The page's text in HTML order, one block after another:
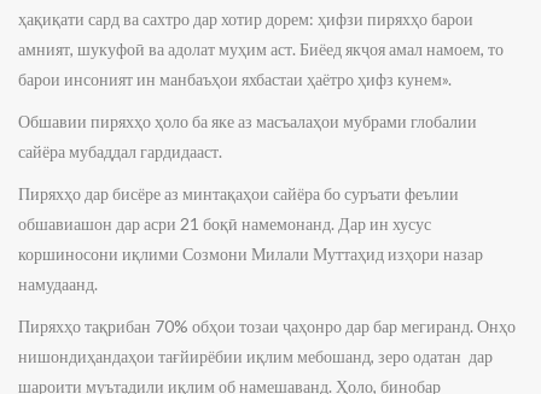
ҳақиқати сард ва сахтро дар хотир дорем: ҳифзи пиряхҳо барои
амният, шукуфоӣ ва адолат муҳим аст. Биёед якҷоя амал намоем, то
барои инсоният ин манбаъҳои яхбастаи ҳаётро ҳифз кунем».
Обшавии пиряхҳо ҳоло ба яке аз масъалаҳои мубрами глобалии
сайёра мубаддал гардидааст.
Пиряхҳо дар бисёре аз минтақаҳои сайёра бо суръати феълии
обшавиашон дар асри 21 боқӣ намемонанд. Дар ин хусус
коршиносони иқлими Созмони Милали Муттаҳид изҳори назар
намудаанд.
Пиряхҳо тақрибан 70% обҳои тозаи ҷаҳонро дар бар мегиранд. Онҳо
нишондиҳандаҳои тағйирёбии иқлим мебошанд, зеро одатан дар
шароити муътадили иқлим об намешаванд. Ҳоло, бинобар